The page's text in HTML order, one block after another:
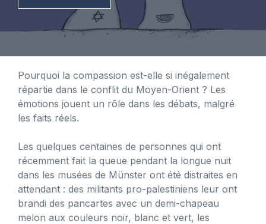
Pourquoi la compassion est-elle si inégalement
répartie dans le conflit du Moyen-Orient ? Les
émotions jouent un rôle dans les débats, malgré
les faits réels.
Les quelques centaines de personnes qui ont
récemment fait la queue pendant la longue nuit
dans les musées de Münster ont été distraites en
attendant : des militants pro-palestiniens leur ont
brandi des pancartes avec un demi-chapeau
melon aux couleurs noir, blanc et vert, les